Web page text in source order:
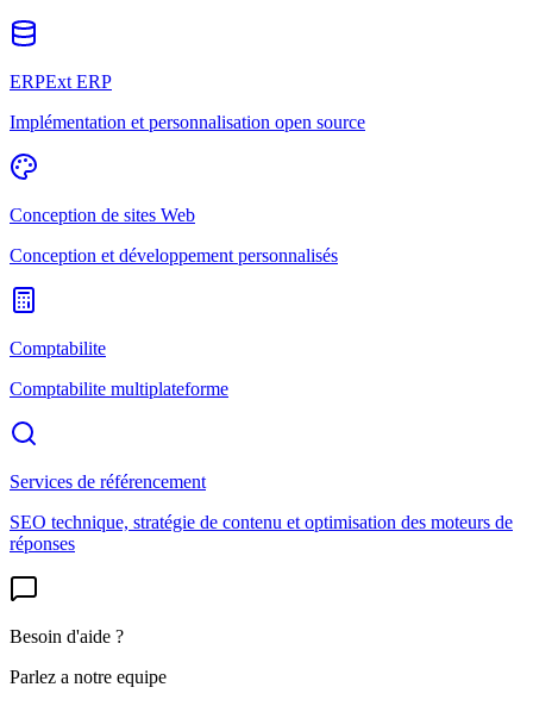
ERPExt ERP
Implémentation et personnalisation open source
Conception de sites Web
Conception et développement personnalisés
Comptabilite
Comptabilite multiplateforme
Services de référencement
SEO technique, stratégie de contenu et optimisation des moteurs de
réponses
Besoin d'aide ?
Parlez a notre equipe